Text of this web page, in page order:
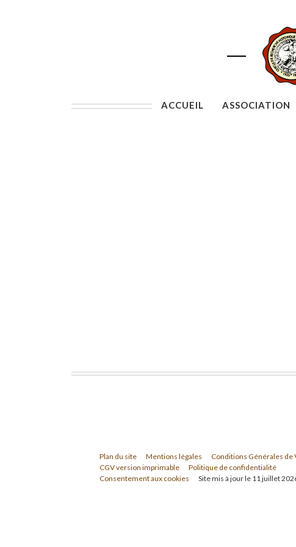
ACCUEIL ASSOCIATION
Plan du site Mentions légales
Conditions Générales de
CGV version imprimable
Politique de confidentialité
Consentement aux cookies
Site mis à jour le 11 juillet